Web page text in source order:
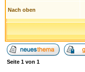
Nach oben
Seite 1 von 1